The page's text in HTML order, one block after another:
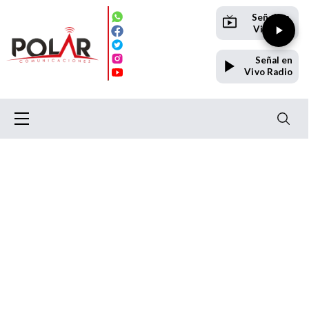
Señal en
Vivo TV
Señal en
Vivo Radio